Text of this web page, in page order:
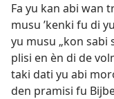
Fa yu kan abi wan
musu ’kenki fu di
yu musu „kon sabi
plisi en èn di de
taki dati yu abi
den pramisi fu